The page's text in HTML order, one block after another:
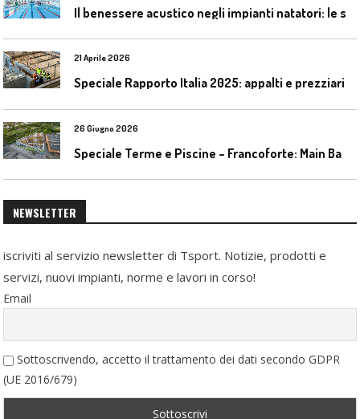
21 Aprile 2026
Speciale Rapporto Italia 2025: appalti e prezziari
26 Giugno 2026
NEWSLETTER
iscriviti al servizio newsletter di Tsport. Notizie, prodotti e
servizi, nuovi impianti, norme e lavori in corso!
Email
Sottoscrivendo, accetto il trattamento dei dati secondo GDPR
(UE 2016/679)